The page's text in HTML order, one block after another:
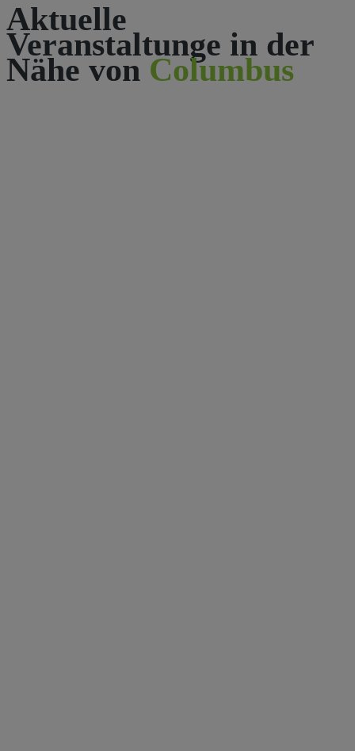
Aktuelle
Veranstaltunge in der
Nähe von Columbus